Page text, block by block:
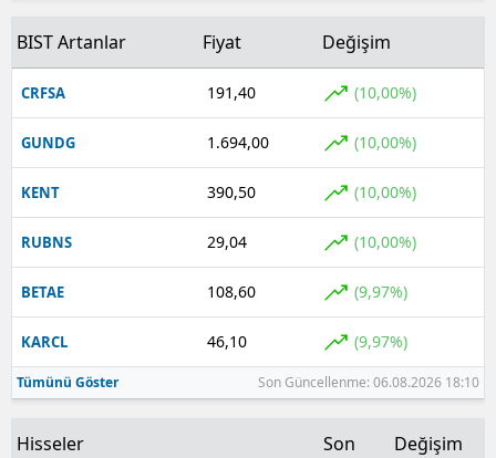
BIST Artanlar Fiyat Değişim
CRFSA 191,40 (10,00%)
GUNDG 1.694,00 (10,00%)
KENT 390,50 (10,00%)
RUBNS 29,04 (10,00%)
BETAE 108,60 (9,97%)
KARCL 46,10 (9,97%)
Tümünü Göster Son Güncellenme: 06.08.2026 18:10
Hisseler Son Değişim